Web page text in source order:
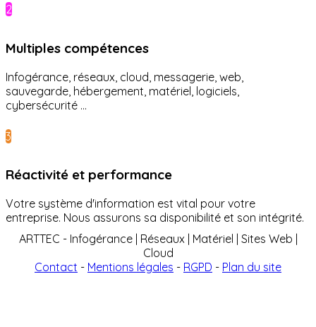
2
Multiples compétences
Infogérance, réseaux, cloud, messagerie, web,
sauvegarde, hébergement, matériel, logiciels,
cybersécurité ...
3
Réactivité et performance
Votre système d'information est vital pour votre
entreprise. Nous assurons sa disponibilité et son intégrité.
ARTTEC - Infogérance | Réseaux | Matériel | Sites Web |
Cloud
Contact - Mentions légales - RGPD - Plan du site